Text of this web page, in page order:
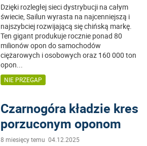
Dzięki rozległej sieci dystrybucji na całym
świecie, Sailun wyrasta na najcenniejszą i
najszybciej rozwijającą się chińską markę.
Ten gigant produkuje rocznie ponad 80
milionów opon do samochodów
ciężarowych i osobowych oraz 160 000 ton
opon...
NIE PRZEGAP
Czarnogóra kładzie kres
porzuconym oponom
8 miesięcy temu 04.12.2025